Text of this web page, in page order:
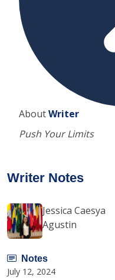
AboutWriter
Push Your Limits
Writer Notes
Jessica Caesya
Agustin
Notes
July 12, 2024